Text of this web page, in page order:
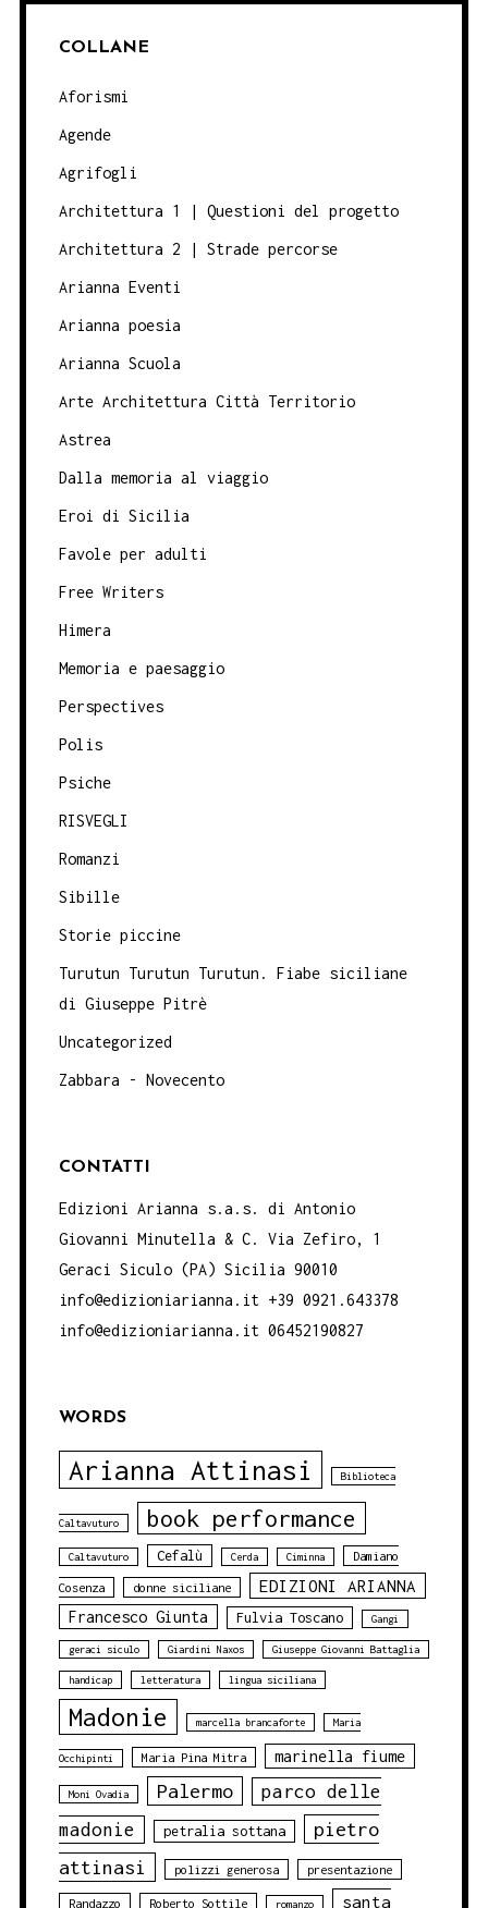
COLLANE
Aforismi
Agende
Agrifogli
Architettura 1 | Questioni del progetto
Architettura 2 | Strade percorse
Arianna Eventi
Arianna poesia
Arianna Scuola
Arte Architettura Città Territorio
Astrea
Dalla memoria al viaggio
Eroi di Sicilia
Favole per adulti
Free Writers
Himera
Memoria e paesaggio
Perspectives
Polis
Psiche
RISVEGLI
Romanzi
Sibille
Storie piccine
Turutun Turutun Turutun. Fiabe siciliane
di Giuseppe Pitrè
Uncategorized
Zabbara - Novecento
CONTATTI
Edizioni Arianna s.a.s. di Antonio
Giovanni Minutella & C. Via Zefiro, 1
Geraci Siculo (PA) Sicilia 90010
info@edizioniarianna.it +39 0921.643378
info@edizioniarianna.it 06452190827
WORDS
Arianna Attinasi Biblioteca
Caltavuturo book performance
Caltavuturo Cefalù Cerda Ciminna Damiano
Cosenza donne siciliane EDIZIONI ARIANNA
Francesco Giunta Fulvia Toscano Gangi
geraci siculo Giardini Naxos Giuseppe Giovanni Battaglia
handicap letteratura lingua siciliana
Madonie marcella brancaforte Maria
Occhipinti Maria Pina Mitra marinella fiume
Moni Ovadia Palermo
parco delle
madonie
petralia sottana
pietro
attinasi
polizzi generosa presentazione
Randazzo Roberto Sottile romanzo santa